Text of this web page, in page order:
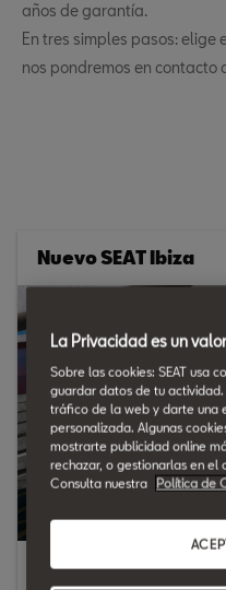
años de garantía.
En tres simples pasos: elige
nos pondremos en contacto
Nuevo SEAT Ibiza
Ahora: 15.812€*
La Privacidad es un
Sobre las cookies: SEAT usa
guardar datos de tu
tráfico de la web y darte una
personalizada. Algunas
mostrarte publicidad online
rechazar, o gestionarlas en el
Consulta nuestra
Política de